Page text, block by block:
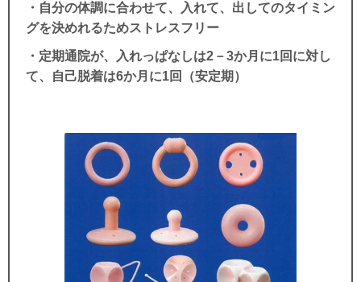
・自分の体調に合わせて、入れて、出してのタイミン
グを決めれるためストレスフリー
・定期通院が、入れっぱなしは2－3か月に1回に対し
て、自己脱着は6か月に1回（安定期）